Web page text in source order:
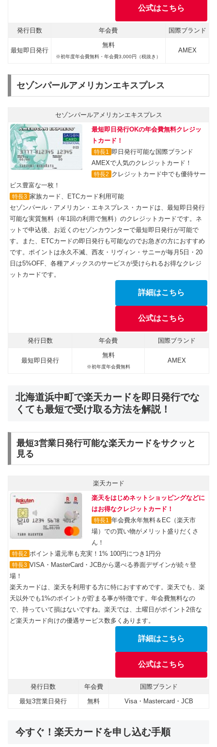
公式はこちら
発行日数 年会費 国際ブランド
最短即日発行
無料
※初年度年会費無料・年会費3,000円（税抜き）
AMEX
セゾンパールアメリカンエキスプレス
セゾンパールアメリカンエキスプレス
最短即日発行OKの年会費無料クレジッ
トカード！
特長1 即日発行可能な国際ブランド
AMEXで人気のクレジットカード！
特長2 クレジットカード中でも優待サー
ビス豊富な一枚！
特長3 家族カード、ETCカード利用可能
セゾンパール・アメリカン・エキスプレス・カードは、最短即日発行
可能な実質無料（年1回の利用で無料）のクレジットカードです。ネ
ットで申込後、お近くのセゾンカウンターで最短即日発行が可能で
す。また、ETCカードの即日発行も可能なのでお急ぎの方におすすめ
です。ポイントは永久不滅、西友・リヴィン・サニーが毎月5日・20
日は5%OFF、各種アメックスのサービスが受けられるお得なクレジ
ットカードです。
詳細はこちら
公式はこちら
発行日数 年会費 国際ブランド
最短即日発行
無料
※初年度年会費無料
AMEX
北海道浜中町で楽天カードを即日発行でな
くても最短で受け取る方法を解説！
最短3営業日発行可能な楽天カードをサクッと
見る
楽天カード
楽天をはじめネットショッピングなどに
はお得なクレジットカード！
特長1 年会費永年無料＆EC（楽天市
場）での買い物がメリット盛りだくさ
ん！
特長2 ポイント還元率も充実！1% 100円につき1円分
特長3 VISA・MasterCard・JCBから選べる券面デザインが続々登
場！
楽天カードは、楽天を利用する方に特におすすめです。楽天でも、楽
天以外でも1%のポイントが貯まる事が特徴です。年会費無料なの
で、持っていて損はないですね。楽天では、土曜日がポイント2倍な
ど楽天カード向けの優遇サービス数多くあります。
詳細はこちら
公式はこちら
発行日数 年会費
国際ブランド
最短3営業日発行
無料 Visa・Mastercard・JCB
今すぐ！楽天カードを申し込む手順